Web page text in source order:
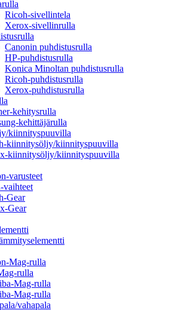
Ricoh-sivellintela
Xerox-sivellinrulla
Canonin puhdistusrulla
HP-puhdistusrulla
Konica Minoltan puhdistusrulla
Ricoh-puhdistusrulla
Xerox-puhdistusrulla
kehitysrulla
kehittäjärulla
kiinnityspuuvilla
kiinnitysöljy/kiinnityspuuvilla
kiinnitysöljy/kiinnityspuuvilla
varusteet
vaihteet
Gear
Gear
Mag-rulla
rulla
Mag-rulla
Mag-rulla
vahapala